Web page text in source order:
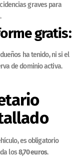
graves para
gratis:
ha tenido, ni si el
de dominio activa.
es obligatorio
los8,70 euros.